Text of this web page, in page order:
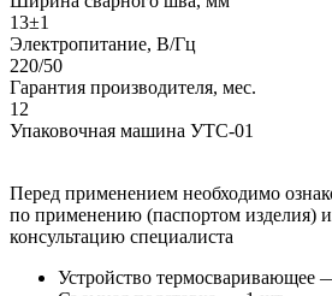
13±1
Электропитание, В/Гц
220/50
Гарантия производителя, мес.
12
Упаковочная машина УТС-01
Перед применением необходимо
по применению (паспортом изделия)
консультацию специалиста
Устройство термосваривающее